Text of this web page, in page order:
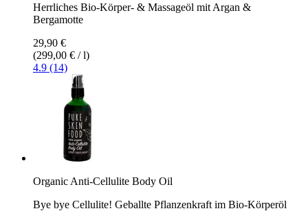
Herrliches Bio-Körper- & Massageöl mit Argan &
Bergamotte
29,90 €
(299,00 € / l)
4.9 (14)
Organic Anti-Cellulite Body Oil
Bye bye Cellulite! Geballte Pflanzenkraft im Bio-Körperöl